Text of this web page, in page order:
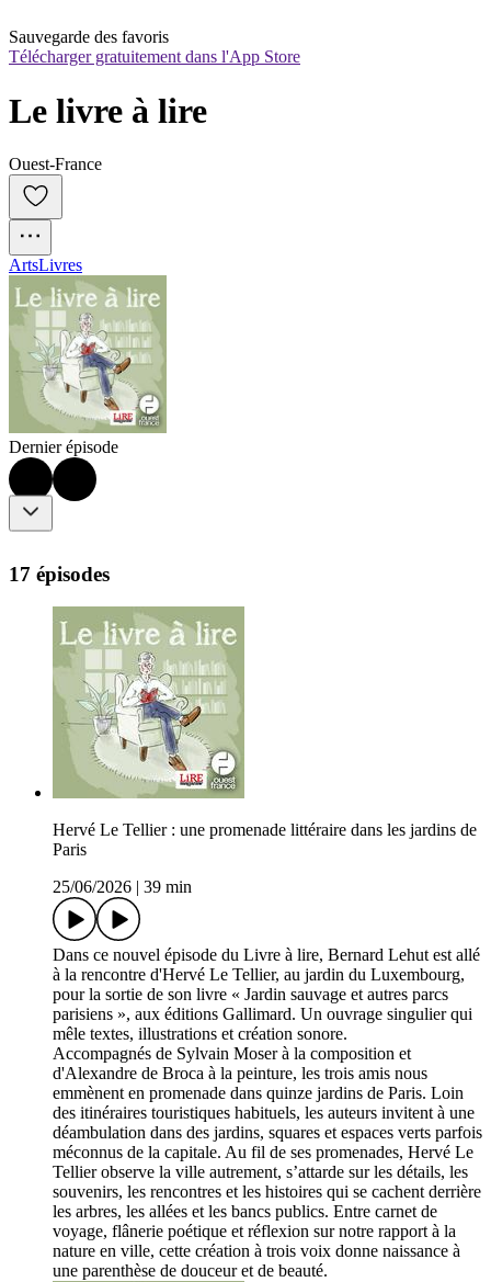
Sauvegarde des favoris
Télécharger gratuitement dans l'App Store
Le livre à lire
Ouest-France
ArtsLivres
Dernier épisode
17 épisodes
Hervé Le Tellier : une promenade littéraire dans les jardins de
Paris
25/06/2026
39 min
Dans ce nouvel épisode du Livre à lire, Bernard Lehut est allé
à la rencontre d'Hervé Le Tellier, au jardin du Luxembourg,
pour la sortie de son livre « Jardin sauvage et autres parcs
parisiens », aux éditions Gallimard. Un ouvrage singulier qui
mêle textes, illustrations et création sonore.
Accompagnés de Sylvain Moser à la composition et
d'Alexandre de Broca à la peinture, les trois amis nous
emmènent en promenade dans quinze jardins de Paris. Loin
des itinéraires touristiques habituels, les auteurs invitent à une
déambulation dans des jardins, squares et espaces verts parfois
méconnus de la capitale. Au fil de ses promenades, Hervé Le
Tellier observe la ville autrement, s’attarde sur les détails, les
souvenirs, les rencontres et les histoires qui se cachent derrière
les arbres, les allées et les bancs publics. Entre carnet de
voyage, flânerie poétique et réflexion sur notre rapport à la
nature en ville, cette création à trois voix donne naissance à
une parenthèse de douceur et de beauté.